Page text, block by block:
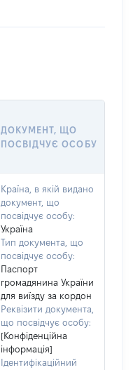
ДОКУМЕНТ, ЩО
ПОСВІДЧУЄ ОСОБУ
Країна, в якій видано
документ, що
посвідчує особу:
Україна
Тип документа, що
посвідчує особу:
Паспорт
громадянина України
для виїзду за кордон
Реквізити документа,
що посвідчує особу:
[Конфіденційна
інформація]
Ідентифікаційний